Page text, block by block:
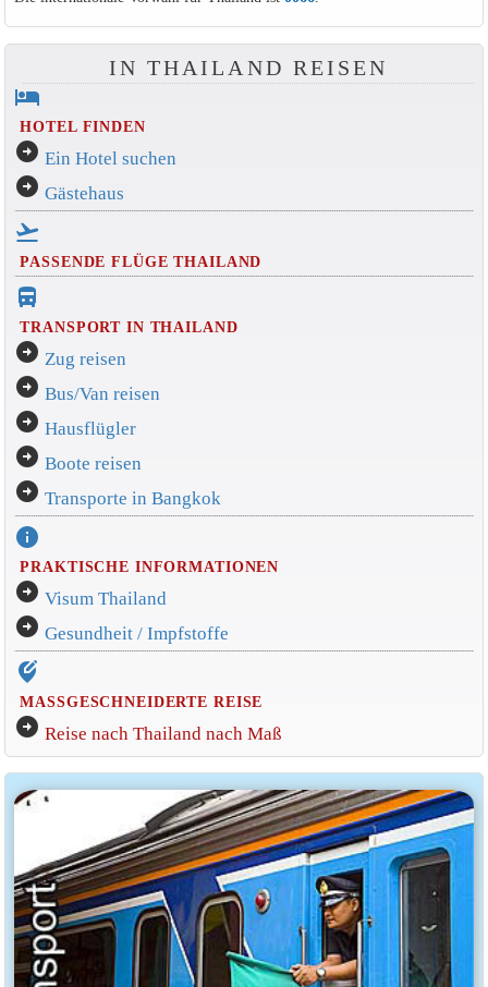
IN THAILAND REISEN
hotel
HOTEL FINDEN
arrow_circle_right Ein Hotel suchen
arrow_circle_right Gästehaus
flight_takeoff
PASSENDE FLÜGE THAILAND
directions_bus_filled
TRANSPORT IN THAILAND
arrow_circle_right Zug reisen
arrow_circle_right Bus/Van reisen
arrow_circle_right Hausflügler
arrow_circle_right Boote reisen
arrow_circle_right Transporte in Bangkok
info
PRAKTISCHE INFORMATIONEN
arrow_circle_right Visum Thailand
arrow_circle_right Gesundheit / Impfstoffe
edit_location_alt
MASSGESCHNEIDERTE REISE
arrow_circle_right Reise nach Thailand nach Maß